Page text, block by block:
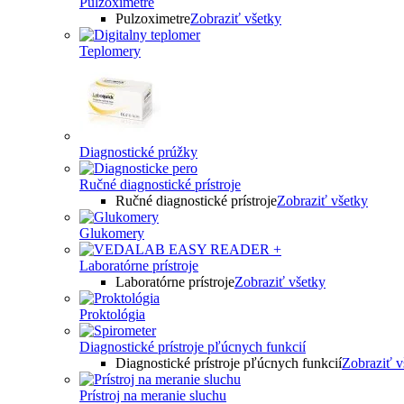
PulzoximetreZobraziť všetky
Teplomery
Diagnostické prúžky
Ručné diagnostické prístroje
Ručné diagnostické prístrojeZobraziť všetky
Glukomery
Laboratórne prístroje
Laboratórne prístrojeZobraziť všetky
Proktológia
Diagnostické prístroje pľúcnych funkcií
Diagnostické prístroje pľúcnych funkciíZobraziť
Prístroj na meranie sluchu